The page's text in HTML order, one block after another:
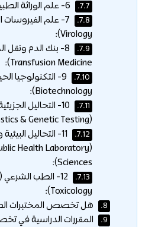
7.7.
7.8.
Virology):
7.9.
Transfusion Medicine):
7.10.
Biotechnology):
7.11.
10- التحاليل
(Molecular Diagnostics & Genetic Testing):
7.12.
11- التحاليل
Health Laboratory
Sciences):
7.13.
Toxicology):
8. هل تخصص المختبرات
9. المقررات الدراسية في